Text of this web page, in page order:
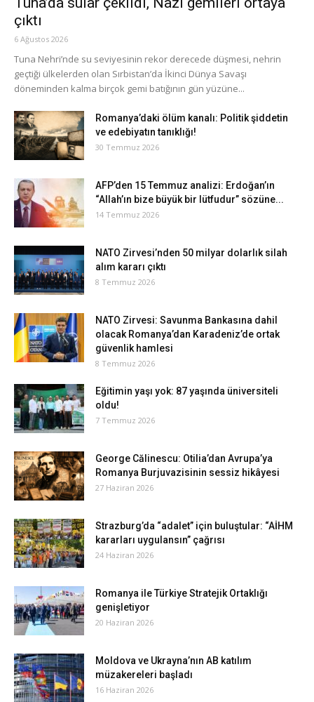
çıktı
6 Ağustos 2026
Tuna Nehri’nde su seviyesinin rekor derecede düşmesi, nehrin
geçtiği ülkelerden olan Sırbistan’da İkinci Dünya Savaşı
döneminden kalma birçok gemi batığının gün yüzüne...
Romanya’daki ölüm kanalı: Politik şiddetin
ve edebiyatın tanıklığı!
30 Temmuz 2026
AFP’den 15 Temmuz analizi: Erdoğan’ın
“Allah’ın bize büyük bir lütfudur” sözüne...
14 Temmuz 2026
NATO Zirvesi’nden 50 milyar dolarlık silah
alım kararı çıktı
8 Temmuz 2026
NATO Zirvesi: Savunma Bankasına dahil
olacak Romanya’dan Karadeniz’de ortak
güvenlik hamlesi
8 Temmuz 2026
Eğitimin yaşı yok: 87 yaşında üniversiteli
oldu!
7 Temmuz 2026
George Călinescu: Otilia’dan Avrupa’ya
Romanya Burjuvazisinin sessiz hikâyesi
27 Haziran 2026
Strazburg’da “adalet” için buluştular: “AİHM
kararları uygulansın” çağrısı
24 Haziran 2026
Romanya ile Türkiye Stratejik Ortaklığı
genişletiyor
20 Haziran 2026
Moldova ve Ukrayna’nın AB katılım
müzakereleri başladı
16 Haziran 2026